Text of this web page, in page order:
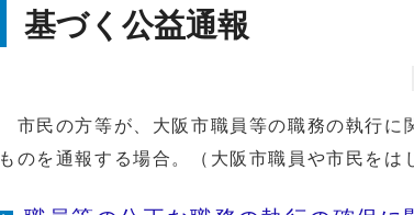
基づく公益通報
市民の方等が、大阪市職員等の職務の執行に
ものを通報する場合。（大阪市職員や市民をは